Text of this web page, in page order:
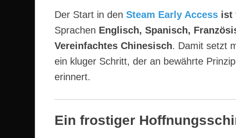
Der Start in den Steam Early Access ist
Sprachen Englisch, Spanisch,
Vereinfachtes Chinesisch. Damit setzt
ein kluger Schritt, der an bewährte
erinnert.
Ein frostiger